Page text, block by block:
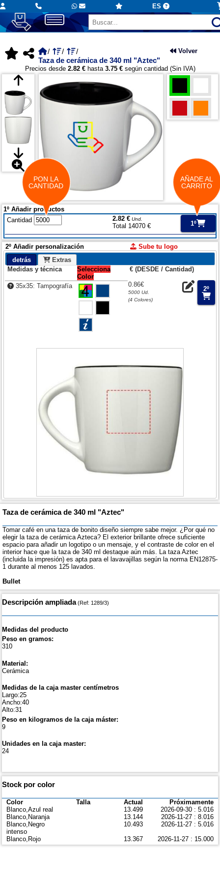
ES
Taza de cerámica de 340 ml "Aztec"
Volver
Precios desde 2.82 €hasta 3.75 €según cantidad (Sin IVA)
1º Añadir productos
Cantidad
2.82 €Und.
Total 14070 € 1º
2º Añadir personalización
Sube tu logo
detrás
Extras
Medidas y técnica
Selecciona
Color
€ (DESDE / Cantidad)
35x35: Tampografía 0.86€
5000 Ud.
(4 Colores)
2º
Taza de cerámica de 340 ml "Aztec"
Tomar café en una taza de bonito diseño siempre sabe mejor. ¿Por qué no
elegir la taza de cerámica Azteca? El exterior brillante ofrece suficiente
espacio para añadir un logotipo o un mensaje, y el contraste de color en el
interior hace que la taza de 340 ml destaque aún más. La taza Aztec
(incluida la impresión) es apta para el lavavajillas según la norma EN12875-
1 durante al menos 125 lavados.
Bullet
Descripción ampliada(Ref: 1289/3)
Medidas del producto
Peso en gramos:
310
Material:
Cerámica
Medidas de la caja master centímetros
Largo:25
Ancho:40
Alto:31
Peso en kilogramos de la caja máster:
9
Unidades en la caja master:
24
Stock por color
Color Talla Actual
Próximamente
Blanco,Azul real
13.499
2026-09-30 : 5.016
Blanco,Naranja
13.144
2026-11-27 : 8.016
Blanco,Negro
intenso
10.493
2026-11-27 : 5.016
Blanco,Rojo
13.367 2026-11-27 : 15.000
PON LA
CANTIDAD
AÑADE AL
CARRITO